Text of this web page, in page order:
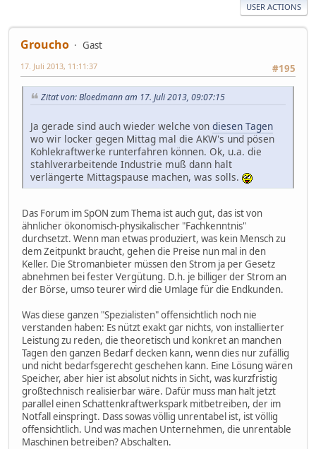
USER ACTIONS
Groucho
Gast
#195
17. Juli 2013, 11:11:37
Zitat von: Bloedmann am 17. Juli 2013, 09:07:15
Ja gerade sind auch wieder welche von diesen Tagen
wo wir locker gegen Mittag mal die AKW's und pösen
Kohlekraftwerke runterfahren können. Ok, u.a. die
stahlverarbeitende Industrie muß dann halt
verlängerte Mittagspause machen, was solls.
Das Forum im SpON zum Thema ist auch gut, das ist von
ähnlicher ökonomisch-physikalischer "Fachkenntnis"
durchsetzt. Wenn man etwas produziert, was kein Mensch zu
dem Zeitpunkt braucht, gehen die Preise nun mal in den
Keller. Die Stromanbieter müssen den Strom ja per Gesetz
abnehmen bei fester Vergütung. D.h. je billiger der Strom an
der Börse, umso teurer wird die Umlage für die Endkunden.
Was diese ganzen "Spezialisten" offensichtlich noch nie
verstanden haben: Es nützt exakt gar nichts, von installierter
Leistung zu reden, die theoretisch und konkret an manchen
Tagen den ganzen Bedarf decken kann, wenn dies nur zufällig
und nicht bedarfsgerecht geschehen kann. Eine Lösung wären
Speicher, aber hier ist absolut nichts in Sicht, was kurzfristig
großtechnisch realisierbar wäre. Dafür muss man halt jetzt
parallel einen Schattenkraftwerkspark mitbetreiben, der im
Notfall einspringt. Dass sowas völlig unrentabel ist, ist völlig
offensichtlich. Und was machen Unternehmen, die unrentable
Maschinen betreiben? Abschalten.